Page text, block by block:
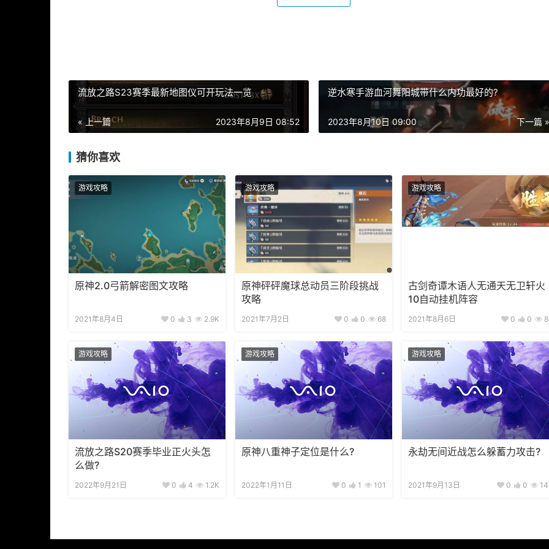
流放之路S23赛季最新地图仪可开玩法一览
« 上一篇 2023年8月9日 08:52
逆水寒手游血河舞阳城带什么内功最好的?
下一篇 »
2023年8月10日 09:00
猜你喜欢
游戏攻略
原神2.0弓箭解密图文攻略
2021年8月4日 0 3 2.9K
游戏攻略
原神砰砰魔球总动员三阶段挑战
攻略
2021年7月2日 0 0 68
游戏攻略
古剑奇谭木语人无通天无卫轩火
10自动挂机阵容
2021年8月6日 0 0
游戏攻略
流放之路S20赛季毕业正火头怎
么做?
2022年9月21日 0 4 1.2K
游戏攻略
原神八重神子定位是什么?
2022年1月11日 0 1 101
游戏攻略
永劫无间近战怎么躲蓄力攻击?
2021年9月13日 0 0